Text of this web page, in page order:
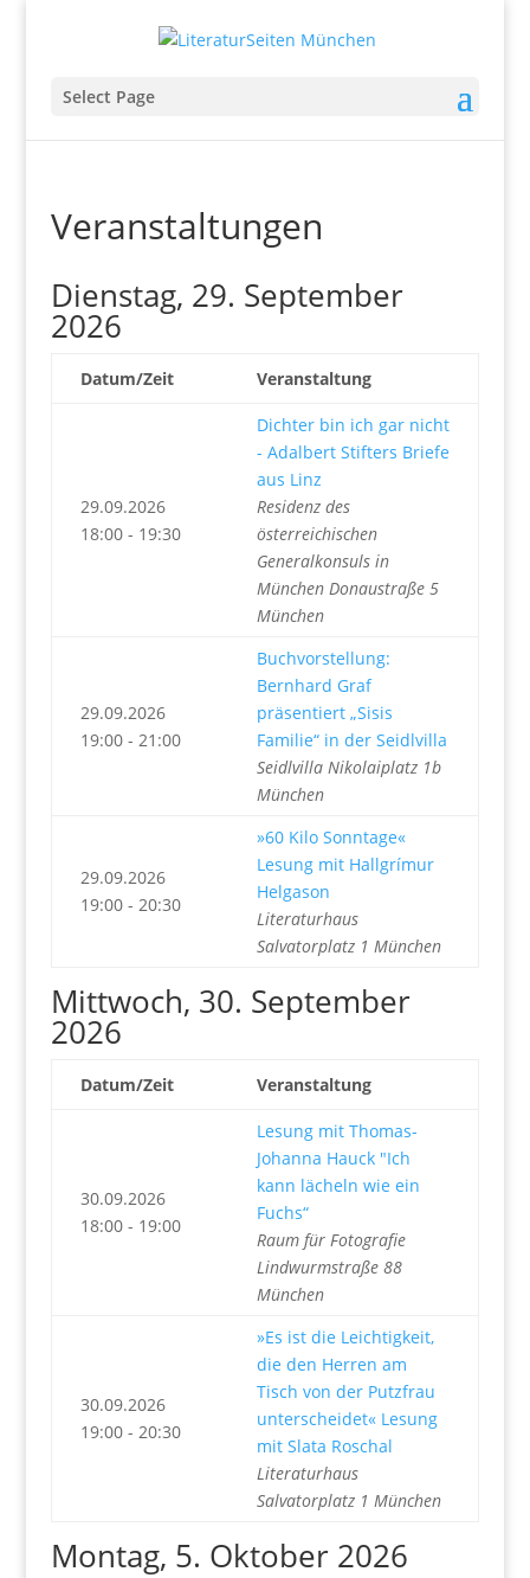
Select Page
Veranstaltungen
Dienstag, 29. September
2026
Datum/Zeit Veranstaltung
29.09.2026
18:00 - 19:30
Dichter bin ich gar nicht
- Adalbert Stifters Briefe
aus Linz
Residenz des
österreichischen
Generalkonsuls in
München Donaustraße 5
München
29.09.2026
19:00 - 21:00
Buchvorstellung:
Bernhard Graf
präsentiert „Sisis
Familie“ in der Seidlvilla
Seidlvilla Nikolaiplatz 1b
München
29.09.2026
19:00 - 20:30
»60 Kilo Sonntage«
Lesung mit Hallgrímur
Helgason
Literaturhaus
Salvatorplatz 1 München
Mittwoch, 30. September
2026
Datum/Zeit Veranstaltung
30.09.2026
18:00 - 19:00
Lesung mit Thomas-
Johanna Hauck "Ich
kann lächeln wie ein
Fuchs“
Raum für Fotografie
Lindwurmstraße 88
München
30.09.2026
19:00 - 20:30
»Es ist die Leichtigkeit,
die den Herren am
Tisch von der Putzfrau
unterscheidet« Lesung
mit Slata Roschal
Literaturhaus
Salvatorplatz 1 München
Montag, 5. Oktober 2026